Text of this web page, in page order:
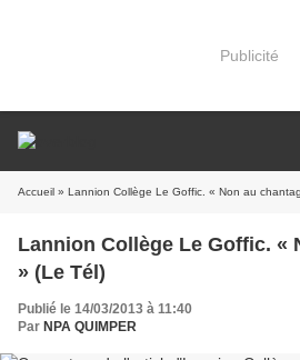
Publicité
Accueil » Lannion Collège Le Goffic. « Non au
Lannion Collège Le Goffic. «
» (Le Tél)
Publié le 14/03/2013 à 11:40
Par NPA QUIMPER